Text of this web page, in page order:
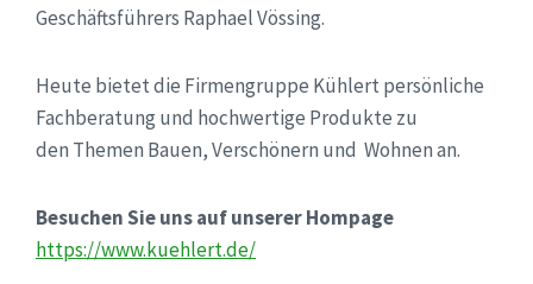
Geschäftsführers Raphael Vössing.
Heute bietet die Firmengruppe Kühlert persönliche
Fachberatung und hochwertige Produkte zu
den Themen Bauen, Verschönern und Wohnen an.
Besuchen Sie uns auf unserer Hompage
https://www.kuehlert.de/